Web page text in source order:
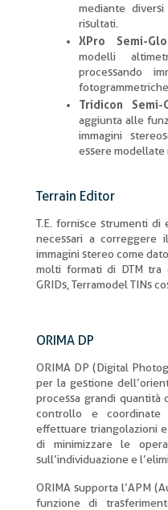
mediante
risultati.
XPro Semi-
modelli
processando
Tridicon Semi-
aggiunta alle
immagini
essere modellate
Terrain Editor
T.E. fornisce strumenti
necessari a correggere
immagini stereo come
molti formati di DTM tra
GRIDs, Terramodel TINs
ORIMA DP
ORIMA DP (Digital
per la gestione
processa grandi quantità
controllo e coordinate
effettuare triangolazioni
di minimizzare le
sull’individuazione e
ORIMA supporta l’APM
funzione di